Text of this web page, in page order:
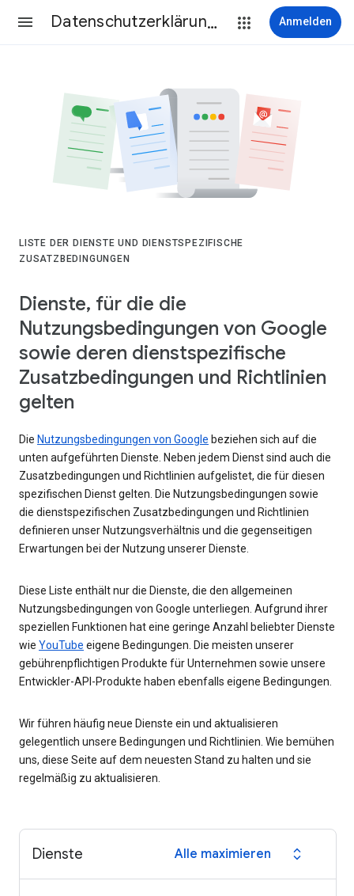
Datenschutzerklärung & Nutzungsbedingungen Anmelden
LISTE DER DIENSTE UND DIENSTSPEZIFISCHE
ZUSATZBEDINGUNGEN
Dienste, für die die
Nutzungsbedingungen von Google
sowie deren dienstspezifische
Zusatzbedingungen und Richtlinien
gelten
Die Nutzungsbedingungen von Google beziehen sich auf die
unten aufgeführten Dienste. Neben jedem Dienst sind auch die
Zusatzbedingungen und Richtlinien aufgelistet, die für diesen
spezifischen Dienst gelten. Die Nutzungsbedingungen sowie
die dienstspezifischen Zusatzbedingungen und Richtlinien
definieren unser Nutzungsverhältnis und die gegenseitigen
Erwartungen bei der Nutzung unserer Dienste.
Diese Liste enthält nur die Dienste, die den allgemeinen
Nutzungsbedingungen von Google unterliegen. Aufgrund ihrer
speziellen Funktionen hat eine geringe Anzahl beliebter Dienste
wie YouTube eigene Bedingungen. Die meisten unserer
gebührenpflichtigen Produkte für Unternehmen sowie unsere
Entwickler-API-Produkte haben ebenfalls eigene Bedingungen.
Wir führen häufig neue Dienste ein und aktualisieren
gelegentlich unsere Bedingungen und Richtlinien. Wie bemühen
uns, diese Seite auf dem neuesten Stand zu halten und sie
regelmäßig zu aktualisieren.
Dienste Alle maximieren expand_all